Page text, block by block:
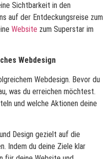
Sichtbarkeit in den
auf der Entdeckungsreise zum
Website zum Superstar im
Webdesign
Webdesign. Bevor du
was du erreichen möchtest.
und welche Aktionen deine
Design gezielt auf die
Indem du deine Ziele klar